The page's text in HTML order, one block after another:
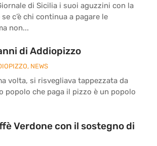
di Sicilia i suoi aguzzini con la
c’è chi continua a pagare le
non...
di Addiopizzo
, NEWS
volta, si risvegliava tappezzata da
che paga il pizzo è un popolo
Verdone con il sostegno di